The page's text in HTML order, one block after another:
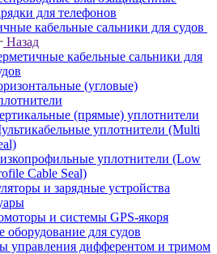
для телефонов
кабельные сальники для судов
Назад
кабельные сальники для
(угловые)
(прямые) уплотнители
уплотнители (Multi
уплотнители (Low
Cable Seal)
и зарядные устройства
и системы GPS-якоря
оборудование для судов
управления дифферентом и тримом